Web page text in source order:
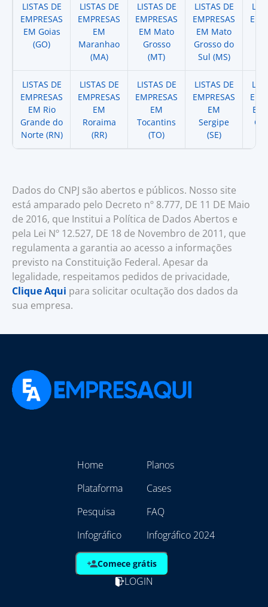
LISTAS DE
EMPRESAS
EM Goias
(GO)
LISTAS DE
EMPRESAS
EM
Maranhao
(MA)
LISTAS DE
EMPRESAS
EM Mato
Grosso
(MT)
LISTAS DE
EMPRESAS
EM Mato
Grosso do
Sul (MS)
LISTAS DE
EMPRESAS
EM Rio
Grande do
Norte (RN)
LISTAS DE
EMPRESAS
EM
Roraima
(RR)
LISTAS DE
EMPRESAS
EM
Tocantins
(TO)
LISTAS DE
EMPRESAS
EM
Sergipe
(SE)
EM
Dados do CNPJ são abertos e públicos. Nosso site
está amparado pelo Decreto nº 8.777, DE 11 DE Maio
de 2016, que Institui a Política de Dados Abertos e
pela Lei Nº 12.527, DE 18 de Novembro de 2011, que
regulamenta a garantia ao acesso a informações
previsto na Constituição Federal. Apesar da
legalidade, respeitamos pedidos de privacidade,
Clique Aqui para solicitar ocultação dos dados da
sua empresa.
Home
Plataforma
Pesquisa
Infográfico
Planos
Cases
FAQ
Infográfico 2024
Comece grátis
LOGIN